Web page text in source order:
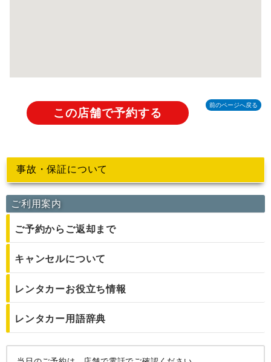
前のページへ戻る
この店舗で予約する
事故・保証について
ご利用案内
ご予約からご返却まで
キャンセルについて
レンタカーお役立ち情報
レンタカー用語辞典